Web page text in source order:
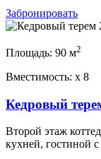
Забронировать
Площадь: 90 м2
Вместимость: x 8
Кедровый
Второй этаж
кухней, гостиной